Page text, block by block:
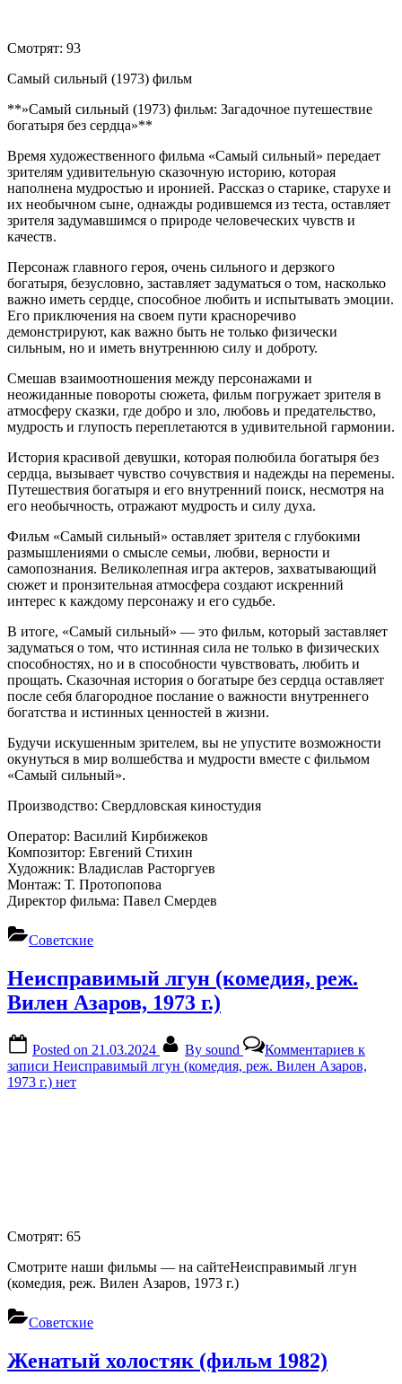
Смотрят: 93
Самый сильный (1973) фильм
**»Самый сильный (1973) фильм: Загадочное путешествие
богатыря без сердца»**
Время художественного фильма «Самый сильный» передает
зрителям удивительную сказочную историю, которая
наполнена мудростью и иронией. Рассказ о старике, старухе и
их необычном сыне, однажды родившемся из теста, оставляет
зрителя задумавшимся о природе человеческих чувств и
качеств.
Персонаж главного героя, очень сильного и дерзкого
богатыря, безусловно, заставляет задуматься о том, насколько
важно иметь сердце, способное любить и испытывать эмоции.
Его приключения на своем пути красноречиво
демонстрируют, как важно быть не только физически
сильным, но и иметь внутреннюю силу и доброту.
Смешав взаимоотношения между персонажами и
неожиданные повороты сюжета, фильм погружает зрителя в
атмосферу сказки, где добро и зло, любовь и предательство,
мудрость и глупость переплетаются в удивительной гармонии.
История красивой девушки, которая полюбила богатыря без
сердца, вызывает чувство сочувствия и надежды на перемены.
Путешествия богатыря и его внутренний поиск, несмотря на
его необычность, отражают мудрость и силу духа.
Фильм «Самый сильный» оставляет зрителя с глубокими
размышлениями о смысле семьи, любви, верности и
самопознания. Великолепная игра актеров, захватывающий
сюжет и пронзительная атмосфера создают искренний
интерес к каждому персонажу и его судьбе.
В итоге, «Самый сильный» — это фильм, который заставляет
задуматься о том, что истинная сила не только в физических
способностях, но и в способности чувствовать, любить и
прощать. Сказочная история о богатыре без сердца оставляет
после себя благородное послание о важности внутреннего
богатства и истинных ценностей в жизни.
Будучи искушенным зрителем, вы не упустите возможности
окунуться в мир волшебства и мудрости вместе с фильмом
«Самый сильный».
Производство: Свердловская киностудия
Оператор: Василий Кирбижеков
Композитор: Евгений Стихин
Художник: Владислав Расторгуев
Монтаж: Т. Протопопова
Директор фильма: Павел Смердев
Советские
Неисправимый лгун (комедия, реж.
Вилен Азаров, 1973 г.)
Posted on 21.03.2024 By sound Комментариев к
записи Неисправимый лгун (комедия, реж. Вилен Азаров,
1973 г.) нет
Смотрят: 65
Смотрите наши фильмы — на сайтеНеисправимый лгун
(комедия, реж. Вилен Азаров, 1973 г.)
Советские
Женатый холостяк (фильм 1982)